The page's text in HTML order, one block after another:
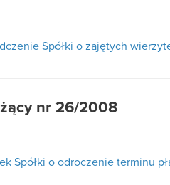
Spółki o zajętych
nr 26/2008
Spółki o odroczenie terminu